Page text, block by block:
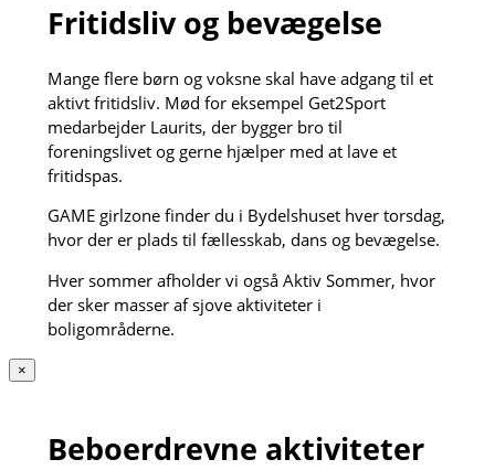
Fritidsliv og bevægelse
Mange flere børn og voksne skal have adgang til et
aktivt fritidsliv. Mød for eksempel Get2Sport
medarbejder Laurits, der bygger bro til
foreningslivet og gerne hjælper med at lave et
fritidspas.
GAME girlzone finder du i Bydelshuset hver torsdag,
hvor der er plads til fællesskab, dans og bevægelse.
Hver sommer afholder vi også Aktiv Sommer, hvor
der sker masser af sjove aktiviteter i
boligområderne.
×
Beboerdrevne aktiviteter